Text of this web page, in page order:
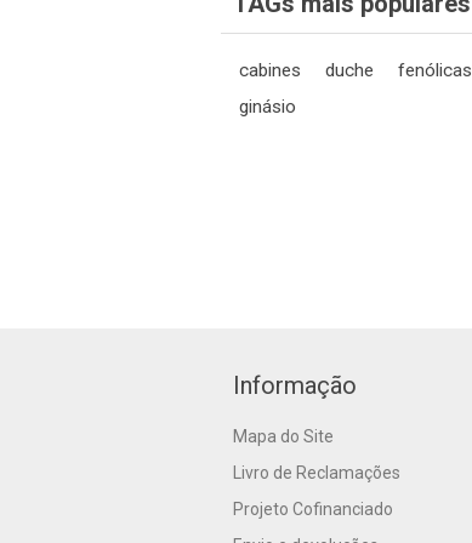
cabines duche
fenólicas
ginásio
Informação
Mapa do Site
Livro de Reclamações
Projeto Cofinanciado